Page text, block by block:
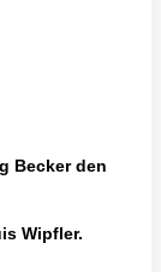
Becker den
Wipfler.